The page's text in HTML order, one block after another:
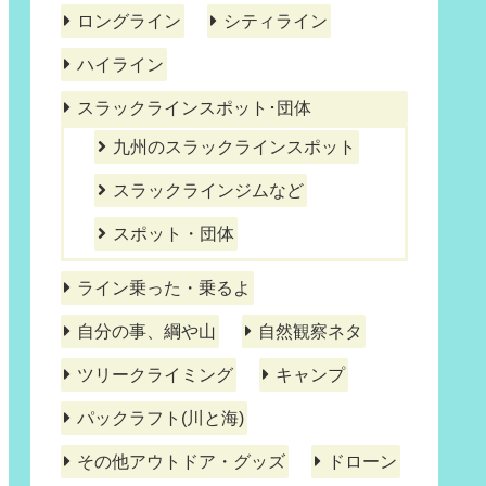
ロングライン シティライン
ハイライン
スラックラインスポット･団体
九州のスラックラインスポット
スラックラインジムなど
スポット・団体
ライン乗った・乗るよ
自分の事、綱や山 自然観察ネタ
ツリークライミング キャンプ
パックラフト(川と海)
その他アウトドア・グッズ ドローン